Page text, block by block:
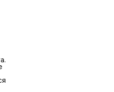
испытать
миг –
бесконечность
и ощущение
скорости и
на движение к